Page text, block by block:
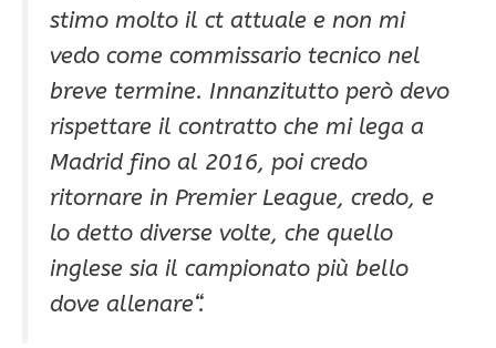
stimo molto il ct attuale e non mi
vedo come commissario tecnico nel
breve termine. Innanzitutto però devo
rispettare il contratto che mi lega a
Madrid fino al 2016, poi credo
ritornare in Premier League, credo, e
lo detto diverse volte, che quello
inglese sia il campionato più bello
dove allenare“.